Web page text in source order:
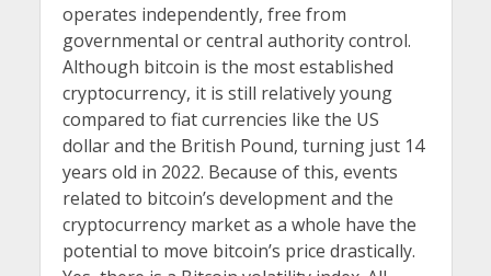
operates independently, free from
governmental or central authority control.
Although bitcoin is the most established
cryptocurrency, it is still relatively young
compared to fiat currencies like the US
dollar and the British Pound, turning just 14
years old in 2022. Because of this, events
related to bitcoin’s development and the
cryptocurrency market as a whole have the
potential to move bitcoin’s price drastically.